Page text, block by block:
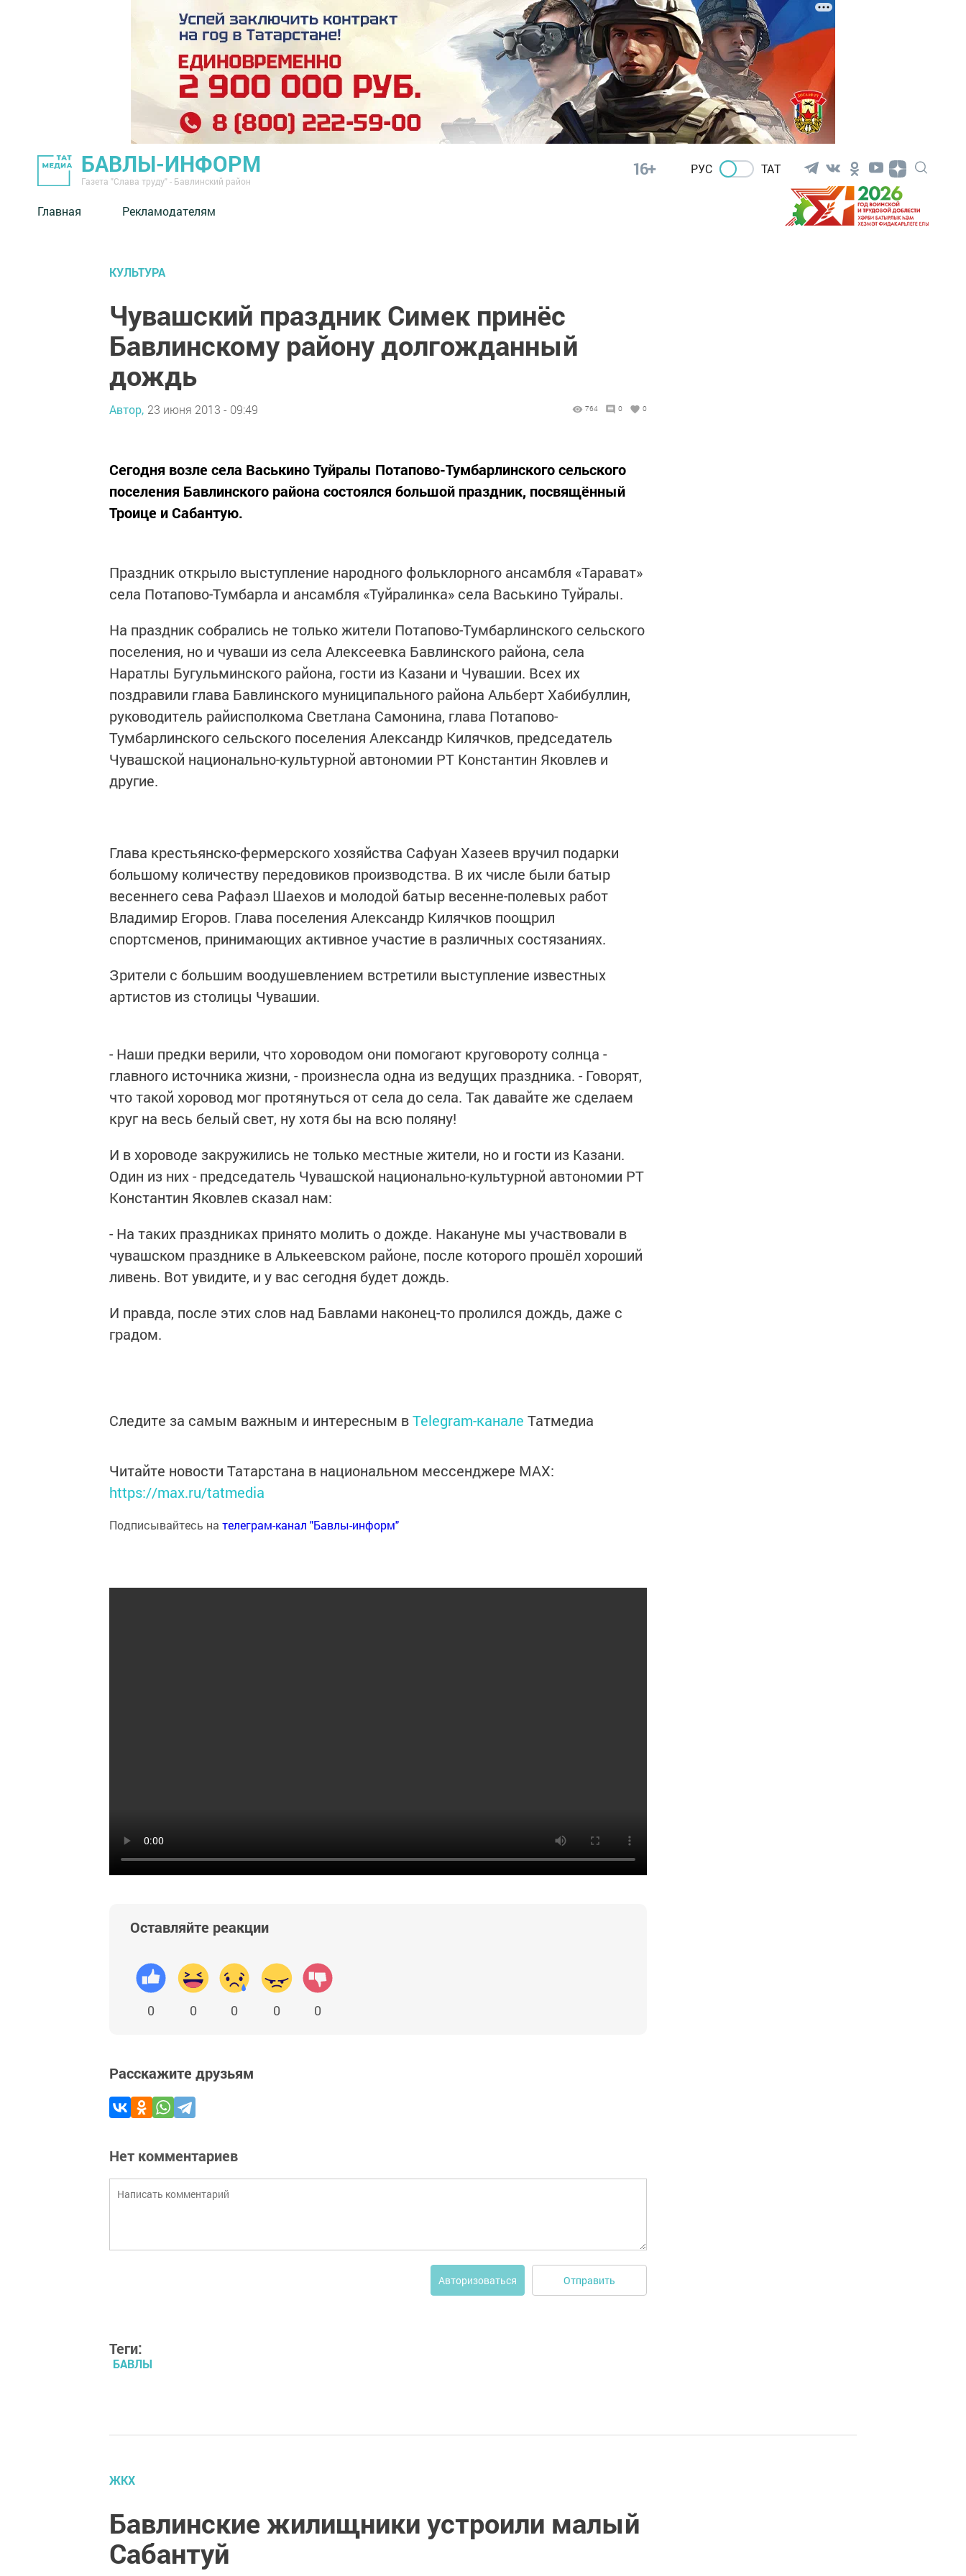
БАВЛЫ-ИНФОРМ
Газета "Слава труду" - Бавлинский район
16+ РУС ТАТ
Главная Рекламодателям
КУЛЬТУРА
Чувашский праздник Симек принёс
Бавлинскому району долгожданный
дождь
Автор, 23 июня 2013 - 09:49 764 0 0
Сегодня возле села Васькино Туйралы Потапово-Тумбарлинского сельского
поселения Бавлинского района состоялся большой праздник, посвящённый
Троице и Сабантую.
Праздник открыло выступление народного фольклорного ансамбля «Тарават»
села Потапово-Тумбарла и ансамбля «Туйралинка» села Васькино Туйралы.
На праздник собрались не только жители Потапово-Тумбарлинского сельского
поселения, но и чуваши из села Алексеевка Бавлинского района, села
Наратлы Бугульминского района, гости из Казани и Чувашии. Всех их
поздравили глава Бавлинского муниципального района Альберт Хабибуллин,
руководитель райисполкома Светлана Самонина, глава Потапово-
Тумбарлинского сельского поселения Александр Килячков, председатель
Чувашской национально-культурной автономии РТ Константин Яковлев и
другие.
Глава крестьянско-фермерского хозяйства Сафуан Хазеев вручил подарки
большому количеству передовиков производства. В их числе были батыр
весеннего сева Рафаэл Шаехов и молодой батыр весенне-полевых работ
Владимир Егоров. Глава поселения Александр Килячков поощрил
спортсменов, принимающих активное участие в различных состязаниях.
Зрители с большим воодушевлением встретили выступление известных
артистов из столицы Чувашии.
- Наши предки верили, что хороводом они помогают круговороту солнца -
главного источника жизни, - произнесла одна из ведущих праздника. - Говорят,
что такой хоровод мог протянуться от села до села. Так давайте же сделаем
круг на весь белый свет, ну хотя бы на всю поляну!
И в хороводе закружились не только местные жители, но и гости из Казани.
Один из них - председатель Чувашской национально-культурной автономии РТ
Константин Яковлев сказал нам:
- На таких праздниках принято молить о дожде. Накануне мы участвовали в
чувашском празднике в Алькеевском районе, после которого прошёл хороший
ливень. Вот увидите, и у вас сегодня будет дождь.
И правда, после этих слов над Бавлами наконец-то пролился дождь, даже с
градом.
Следите за самым важным и интересным вTelegram-канале Татмедиа
Читайте новости Татарстана в национальном мессенджере MАХ:
https://max.ru/tatmedia
Подписывайтесь на телеграм-канал "Бавлы-информ"
Оставляйте реакции
0 0 0 0 0
Расскажите друзьям
Нет комментариев
Авторизоваться Отправить
Теги:
БАВЛЫ
ЖКХ
Бавлинские жилищники устроили малый
Сабантуй